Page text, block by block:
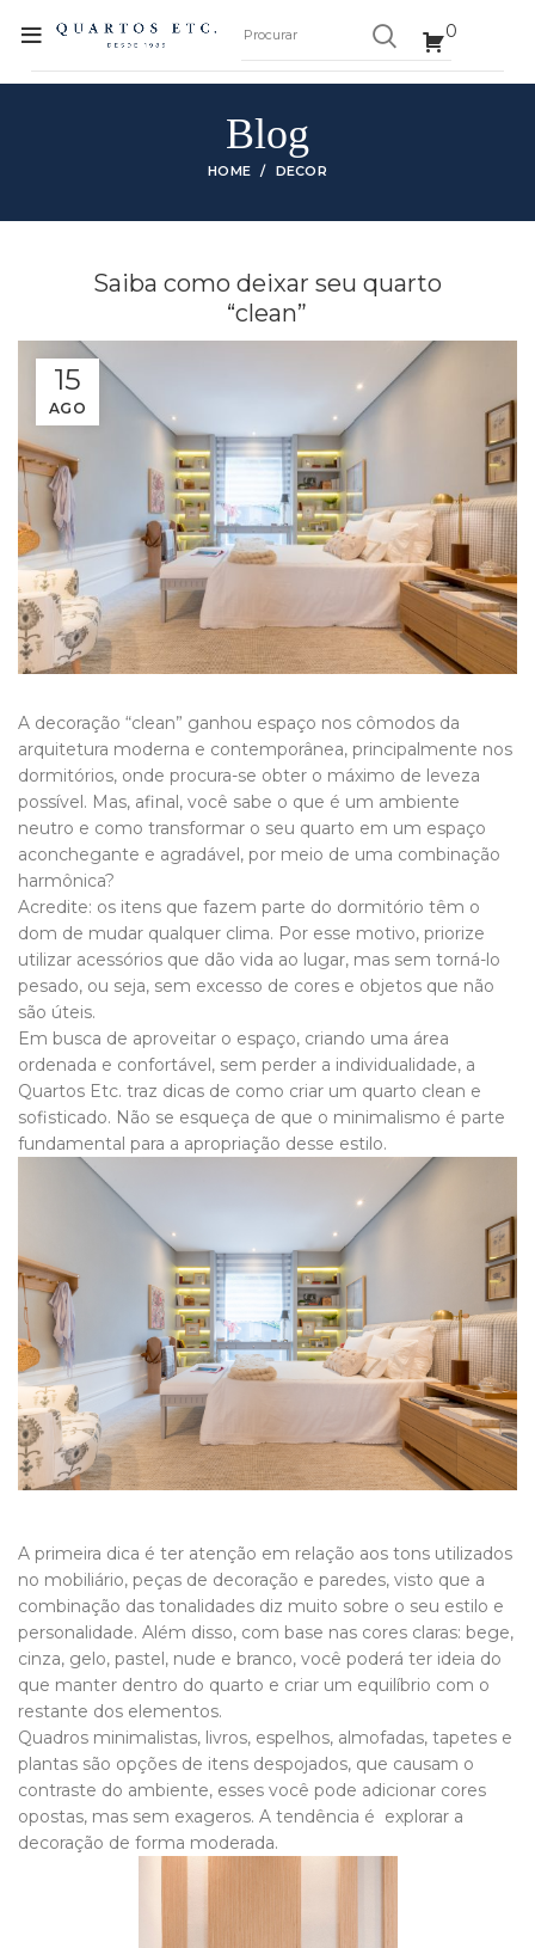
0
Blog
HOME DECOR
Saiba como deixar seu quarto
“clean”
15
AGO
A decoração “clean” ganhou espaço nos cômodos da
arquitetura moderna e contemporânea, principalmente nos
dormitórios, onde procura-se obter o máximo de leveza
possível. Mas, afinal, você sabe o que é um ambiente
neutro e como transformar o seu quarto em um espaço
aconchegante e agradável, por meio de uma combinação
harmônica?
Acredite: os itens que fazem parte do dormitório têm o
dom de mudar qualquer clima. Por esse motivo, priorize
utilizar acessórios que dão vida ao lugar, mas sem torná-lo
pesado, ou seja, sem excesso de cores e objetos que não
são úteis.
Em busca de aproveitar o espaço, criando uma área
ordenada e confortável, sem perder a individualidade, a
Quartos Etc. traz dicas de como criar um quarto clean e
sofisticado. Não se esqueça de que o minimalismo é parte
fundamental para a apropriação desse estilo.
A primeira dica é ter atenção em relação aos tons utilizados
no mobiliário, peças de decoração e paredes, visto que a
combinação das tonalidades diz muito sobre o seu estilo e
personalidade. Além disso, com base nas cores claras: bege,
cinza, gelo, pastel, nude e branco, você poderá ter ideia do
que manter dentro do quarto e criar um equilíbrio com o
restante dos elementos.
Quadros minimalistas, livros, espelhos, almofadas, tapetes e
plantas são opções de itens despojados, que causam o
contraste do ambiente, esses você pode adicionar cores
opostas, mas sem exageros. A tendência é explorar a
decoração de forma moderada.